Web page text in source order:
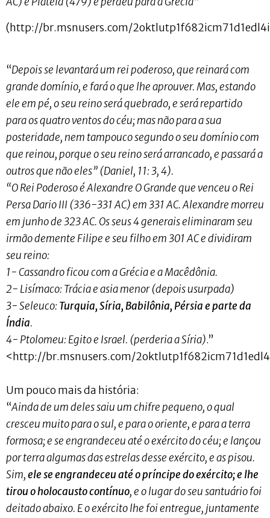
(http://br.msnusers.com/
“Depois se levantará um rei poderoso, que reinará com
grande domínio, e fará o que lhe aprouver. Mas, estando
ele em pé, o seu reino será quebrado, e será repartido
para os quatro ventos do céu; mas não para a sua
posteridade, nem tampouco segundo o seu domínio com
que reinou, porque o seu reino será arrancado, e passará a
outros que não eles” (Daniel, 11: 3, 4).
“O Rei Poderoso é Alexandre O Grande que venceu o Rei
Persa Dario III (336-331 AC) em 331 AC. Alexandre morreu
em junho de 323 AC. Os seus 4 generais eliminaram seu
irmão demente Filipe e seu filho em 301 AC e dividiram
seu reino:
1- Cassandro ficou com a Grécia e a Macêdônia.
2- Lisímaco: Trácia e asia menor (depois usurpada)
3- Seleuco:Turquia, Síria, Babilônia, Pérsia e parte da
Índia.
4- Ptolomeu: Egito e Israel. (perderia a Síria).”
<http://br.msnusers.com/
Um pouco mais da história:
“Ainda de um deles saiu um chifre pequeno, o qual
cresceu muito para o sul, e para o oriente, e para a terra
formosa; e se engrandeceu até o exército do céu; e lançou
por terra algumas das estrelas desse exército, e as pisou.
Sim,ele se engrandeceu até o príncipe do exército; e lhe
tirou o holocausto contínuo, e o lugar do seu santuário foi
deitado abaixo. E o exército lhe foi entregue, juntamente